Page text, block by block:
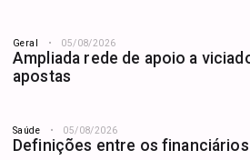
Geral 05/08/2026
Ampliada rede de apoio a
apostas
Saúde 05/08/2026
Definições entre os financiários